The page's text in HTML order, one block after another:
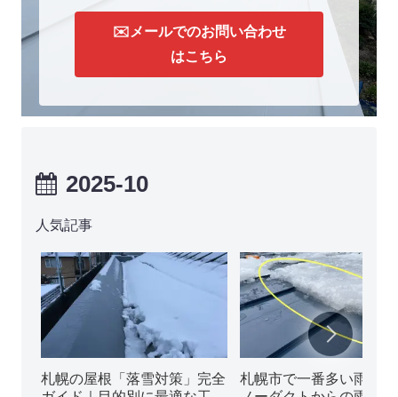
✉️メールでのお問い合わせ
はこちら
2025-10
人気記事
札幌の屋根「落雪対策」完全
札幌市で一番多い雨漏